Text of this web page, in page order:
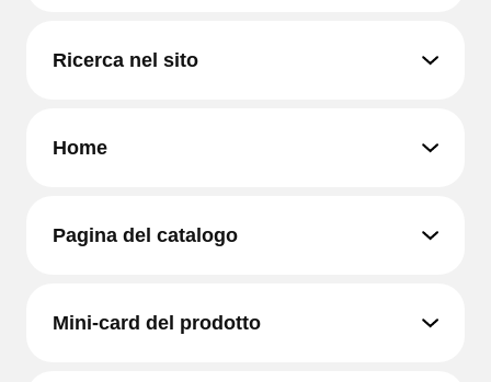
Ricerca nel sito
Home
Pagina del catalogo
Mini-card del prodotto